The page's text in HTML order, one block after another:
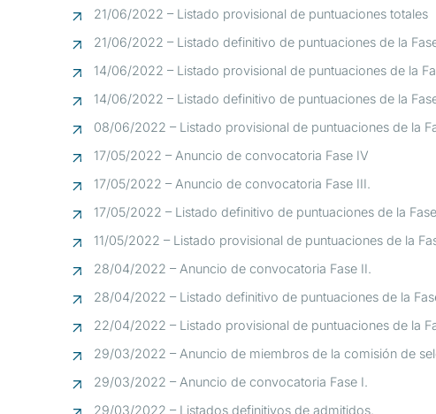
29/03/2022 – Listados definitivos de admitidos.
29/03/2022 – Anuncio de convocatoria Fase I.
29/03/2022 – Anuncio de miembros de la comisión de
22/04/2022 – Listado provisional de puntuaciones de la
28/04/2022 – Listado definitivo de puntuaciones de la
28/04/2022 – Anuncio de convocatoria Fase II.
11/05/2022 – Listado provisional de puntuaciones de la
17/05/2022 – Listado definitivo de puntuaciones de la
17/05/2022 – Anuncio de convocatoria Fase III.
17/05/2022 – Anuncio de convocatoria Fase IV
08/06/2022 – Listado provisional de puntuaciones de la
14/06/2022 – Listado definitivo de puntuaciones de la
14/06/2022 – Listado provisional de puntuaciones de la
21/06/2022 – Listado definitivo de puntuaciones de la
21/06/2022 – Listado provisional de puntuaciones totales